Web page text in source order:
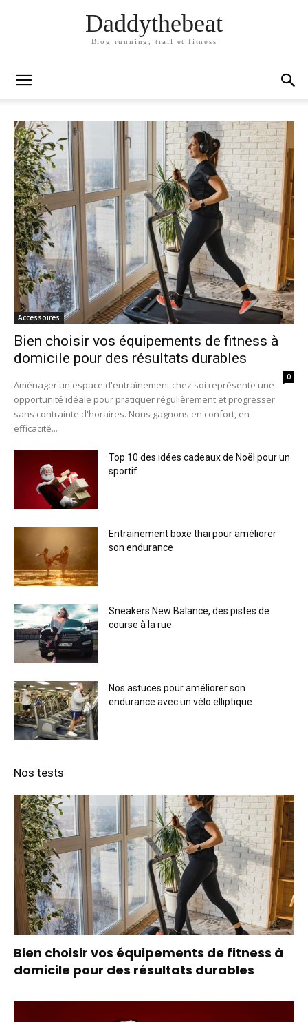
Daddythebeat
Blog running, trail et fitness
Accessoires
Bien choisir vos équipements de fitness à
domicile pour des résultats durables
0
Aménager un espace d'entraînement chez soi représente une
opportunité idéale pour pratiquer régulièrement et progresser
sans contrainte d'horaires. Nous gagnons en confort, en
efficacité...
Top 10 des idées cadeaux de Noël pour un
sportif
Entrainement boxe thai pour améliorer
son endurance
Sneakers New Balance, des pistes de
course à la rue
Nos astuces pour améliorer son
endurance avec un vélo elliptique
Nos tests
Bien choisir vos équipements de fitness à
domicile pour des résultats durables